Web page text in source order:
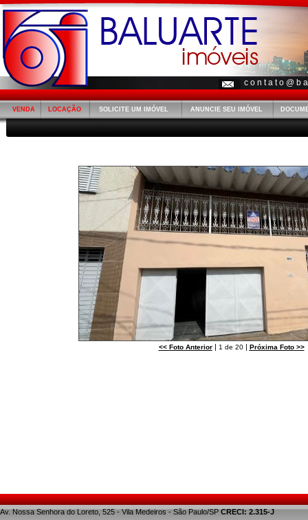
c o n t a t o @ b
VENDA LOCAÇÃO SOLICITE UM IMÓVEL ANUNCIE SEU IMÓVEL
<< Foto Anterior| 1 de 20| Próxima Foto>>
Av. Nossa Senhora do Loreto, 525 - Vila Medeiros - São Paulo/SPCRECI: 2.315-J